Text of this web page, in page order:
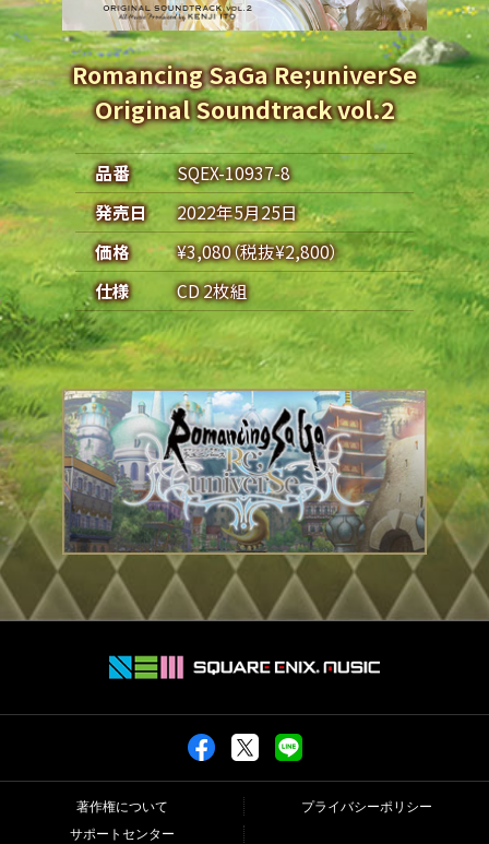
Romancing SaGa Re;univerSe
Original Soundtrack vol.2
品番
SQEX-10937-8
発売日
2022年5月25日
価格
¥3,080（税抜¥2,800）
仕様
CD 2枚組
著作権について
プライバシーポリシー
サポートセンター